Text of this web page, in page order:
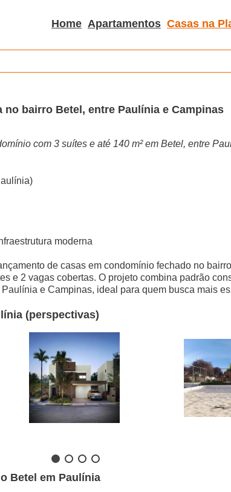
Home Apartamentos Casas na
no bairro Betel, entre Paulínia e Campinas
com 3 suítes e até 140 m² em Betel, entre
moderna
de casas em condomínio fechado no
e 2 vagas cobertas. O projeto combina padrão
e Campinas, ideal para quem busca mais
(perspectivas)
Betel em Paulínia